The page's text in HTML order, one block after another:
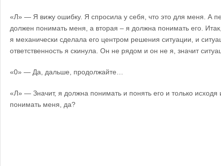
«Л» — Я вижу ошибку. Я спросила у себя, что это для меня. А
должен понимать меня, а вторая – я должна понимать его.
я механически сделала его центром решения ситуации, и
ответственность я скинула. Он не рядом и он не я, значит
«0» — Да, дальше, продолжайте…
«Л» — Значит, я должна понимать и понять его и только исходя
понимать меня, да?